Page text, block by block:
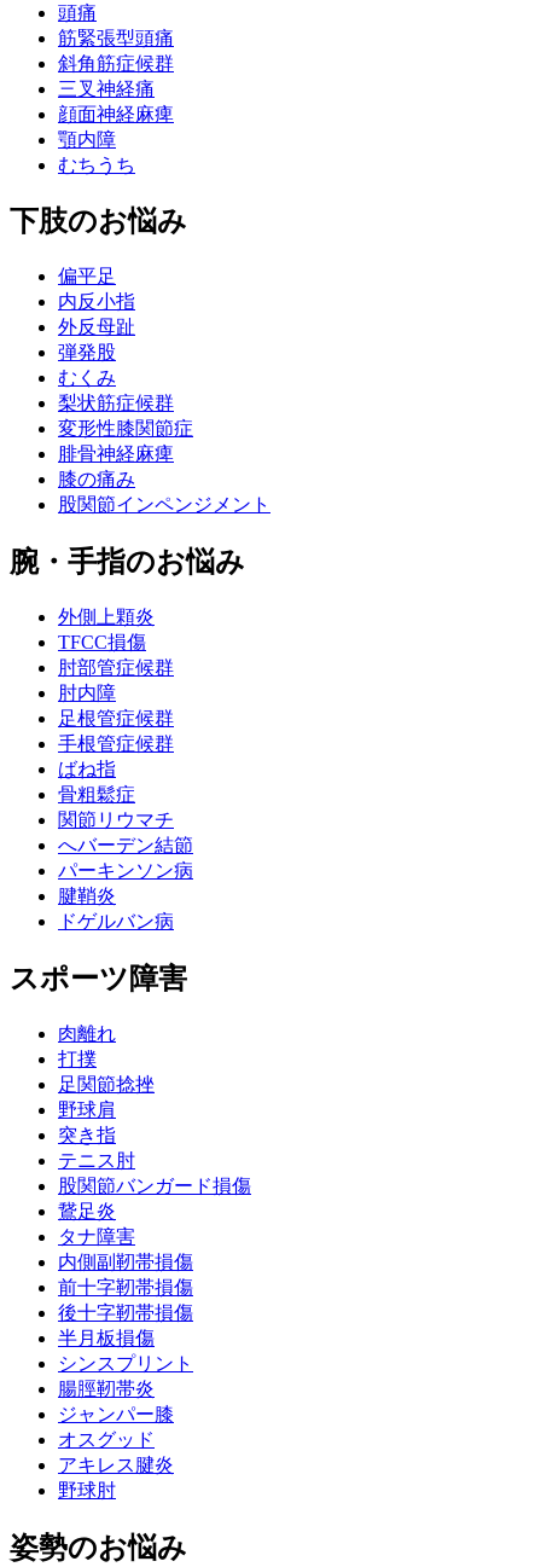
頭痛
筋緊張型頭痛
斜角筋症候群
三叉神経痛
顔面神経麻痺
顎内障
むちうち
下肢のお悩み
偏平足
内反小指
外反母趾
弾発股
むくみ
梨状筋症候群
変形性膝関節症
腓骨神経麻痺
膝の痛み
股関節インペンジメント
腕・手指のお悩み
外側上顆炎
TFCC損傷
肘部管症候群
肘内障
足根管症候群
手根管症候群
ばね指
骨粗鬆症
関節リウマチ
へバーデン結節
パーキンソン病
腱鞘炎
ドゲルバン病
スポーツ障害
肉離れ
打撲
足関節捻挫
野球肩
突き指
テニス肘
股関節バンガード損傷
鵞足炎
タナ障害
内側副靭帯損傷
前十字靭帯損傷
後十字靭帯損傷
半月板損傷
シンスプリント
腸脛靭帯炎
ジャンパー膝
オスグッド
アキレス腱炎
野球肘
姿勢のお悩み